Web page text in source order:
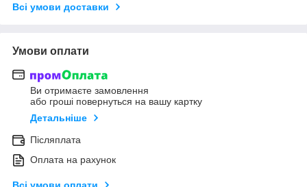
Всі умови доставки
Умови оплати
Ви отримаєте замовлення
або гроші повернуться на вашу картку
Детальніше
Післяплата
Оплата на рахунок